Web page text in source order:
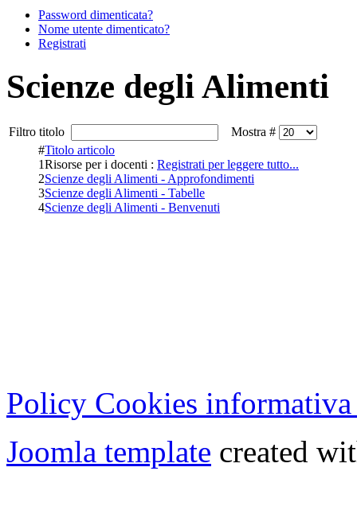
Password dimenticata?
Nome utente dimenticato?
Registrati
Scienze degli Alimenti
Filtro titolo
Mostra #
#Titolo articolo
1Risorse per i docenti : Registrati per leggere tutto...
2Scienze degli Alimenti - Approfondimenti
3Scienze degli Alimenti - Tabelle
4Scienze degli Alimenti - Benvenuti
Policy Cookies informativa
Joomla template created